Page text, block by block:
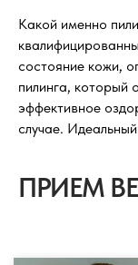
Какой именно
состояние кожи,
пилинга, который
эффективное
случае.
ПРИЕМ